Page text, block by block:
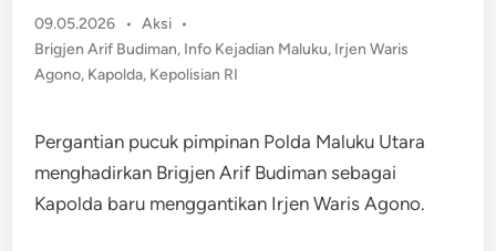
09.05.2026 • Posted
in
Aksi •
Brigjen Arif Budiman, Info Kejadian Maluku, Irjen Waris
Agono, Kapolda, Kepolisian RI
Pergantian pucuk pimpinan Polda Maluku Utara
menghadirkan Brigjen Arif Budiman sebagai
Kapolda baru menggantikan Irjen Waris Agono.